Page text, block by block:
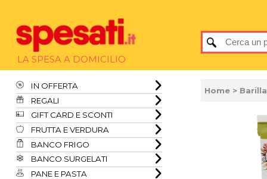
LA SPESA A DOMICILIO
IN OFFERTA
REGALI
GIFT CARD E SCONTI
FRUTTA E VERDURA
BANCO FRIGO
BANCO SURGELATI
PANE E PASTA
Home >